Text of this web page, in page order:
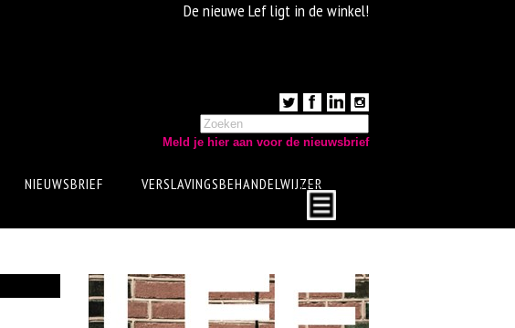
De nieuwe Lef ligt in de winkel!
Meld je hier aan voor de nieuwsbrief
NIEUWSBRIEF
VERSLAVINGSBEHANDELWIJZER